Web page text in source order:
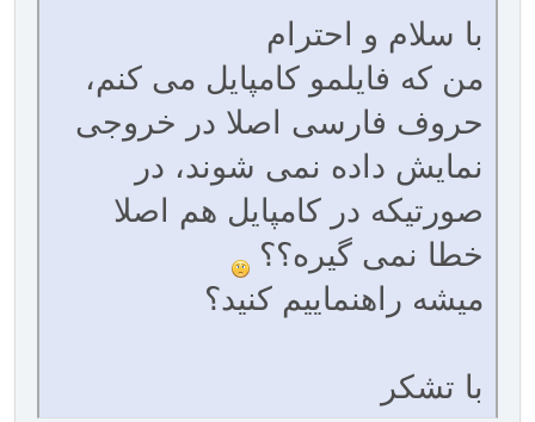
با سلام و احترام
من که فایلمو کامپایل می کنم،
حروف فارسی اصلا در خروجی
نمایش داده نمی شوند، در
صورتیکه در کامپایل هم اصلا
خطا نمی گیره؟؟
میشه راهنماییم کنید؟
با تشکر